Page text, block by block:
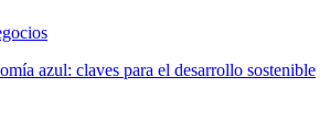
azul: claves para el desarrollo sostenible